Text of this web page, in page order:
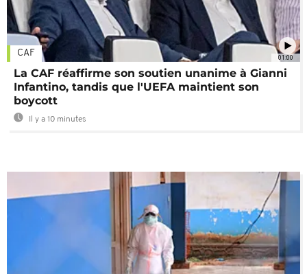
01:00
CAF
La CAF réaffirme son soutien unanime à Gianni
Infantino, tandis que l'UEFA maintient son
boycott
Il y a 10 minutes